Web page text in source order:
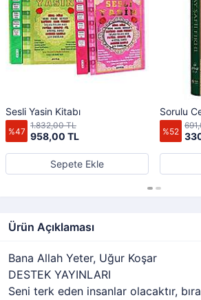
Sesli Yasin Kitabı
%47 958,00 TL
1.832,00 TL
Sepete Ekle
Sorulu
%52
Ürün Açıklaması
Bana Allah Yeter, Uğur Koşar
DESTEK YAYINLARI
Seni terk eden insanlar olacaktır,